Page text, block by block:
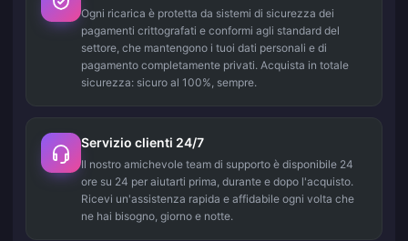
Ogni ricarica è protetta da sistemi di sicurezza dei
pagamenti crittografati e conformi agli standard del
settore, che mantengono i tuoi dati personali e di
pagamento completamente privati. Acquista in totale
sicurezza: sicuro al 100%, sempre.
Servizio clienti 24/7
Il nostro amichevole team di supporto è disponibile 24
ore su 24 per aiutarti prima, durante e dopo l'acquisto.
Ricevi un'assistenza rapida e affidabile ogni volta che
ne hai bisogno, giorno e notte.